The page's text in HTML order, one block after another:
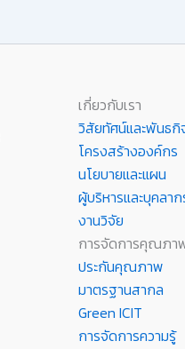
เกี่ยวกับเรา
วิสัยทัศน์และพันธกิ
โครงสร้างองค์กร
นโยบายและแผน
ผู้บริหารและบุคลาก
งานวิจัย
การจัดการคุณภา
ประกันคุณภาพ
มาตรฐานสากล
Green ICIT
การจัดการความรู้